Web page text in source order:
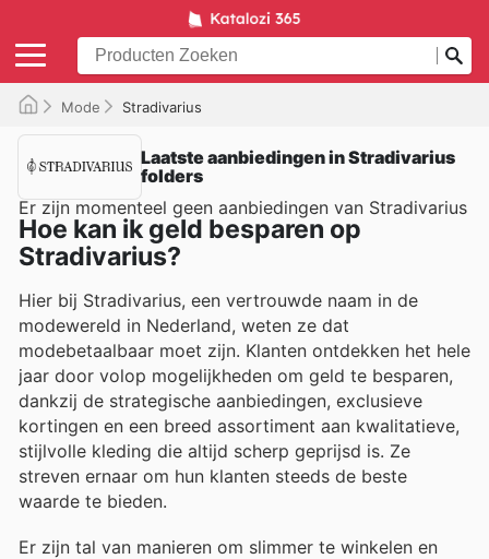
Mode Stradivarius
Laatste aanbiedingen in Stradivarius
folders
Er zijn momenteel geen aanbiedingen van Stradivarius
Hoe kan ik geld besparen op
Stradivarius?
Hier bij Stradivarius, een vertrouwde naam in de
modewereld in Nederland, weten ze dat
modebetaalbaar moet zijn. Klanten ontdekken het hele
jaar door volop mogelijkheden om geld te besparen,
dankzij de strategische aanbiedingen, exclusieve
kortingen en een breed assortiment aan kwalitatieve,
stijlvolle kleding die altijd scherp geprijsd is. Ze
streven ernaar om hun klanten steeds de beste
waarde te bieden.
Er zijn tal van manieren om slimmer te winkelen en